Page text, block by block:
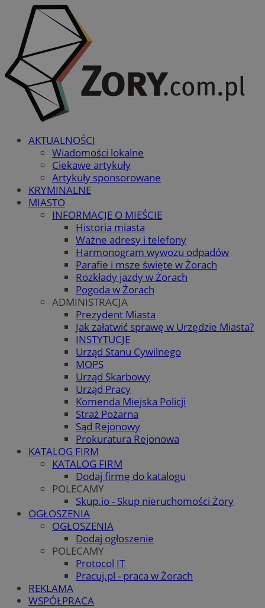
AKTUALNOŚCI
Wiadomości lokalne
Ciekawe artykuły
Artykuły sponsorowane
KRYMINALNE
MIASTO
INFORMACJE O MIEŚCIE
Historia miasta
Ważne adresy i telefony
Harmonogram wywozu odpadów
Parafie i msze święte w Żorach
Rozkłady jazdy w Żorach
Pogoda w Żorach
ADMINISTRACJA
Prezydent Miasta
Jak załatwić sprawę w Urzędzie Miasta?
INSTYTUCJE
Urząd Stanu Cywilnego
MOPS
Urząd Skarbowy
Urząd Pracy
Komenda Miejska Policji
Straż Pożarna
Sąd Rejonowy
Prokuratura Rejonowa
KATALOG FIRM
KATALOG FIRM
Dodaj firmę do katalogu
POLECAMY
Skup.io - Skup nieruchomości Żory
OGŁOSZENIA
OGŁOSZENIA
Dodaj ogłoszenie
POLECAMY
Protocol IT
Pracuj.pl - praca w Żorach
REKLAMA
WSPÓŁPRACA